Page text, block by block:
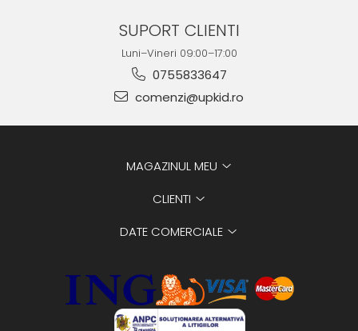
SUPORT CLIENTI
Luni–Vineri 09:00–17:00
0755833647
comenzi@upkid.ro
MAGAZINUL MEU
CLIENTI
DATE COMERCIALE